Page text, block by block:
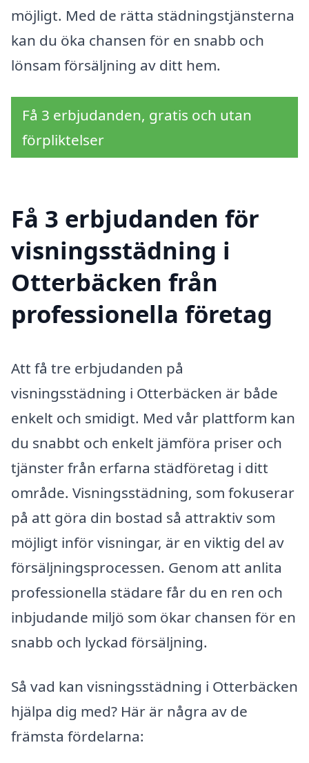
möjligt. Med de rätta städningstjänsterna
kan du öka chansen för en snabb och
lönsam försäljning av ditt hem.
Få 3 erbjudanden, gratis och utan
förpliktelser
Få 3 erbjudanden för
visningsstädning i
Otterbäcken från
professionella företag
Att få tre erbjudanden på
visningsstädning i Otterbäcken är både
enkelt och smidigt. Med vår plattform kan
du snabbt och enkelt jämföra priser och
tjänster från erfarna städföretag i ditt
område. Visningsstädning, som fokuserar
på att göra din bostad så attraktiv som
möjligt inför visningar, är en viktig del av
försäljningsprocessen. Genom att anlita
professionella städare får du en ren och
inbjudande miljö som ökar chansen för en
snabb och lyckad försäljning.
Så vad kan visningsstädning i Otterbäcken
hjälpa dig med? Här är några av de
främsta fördelarna: